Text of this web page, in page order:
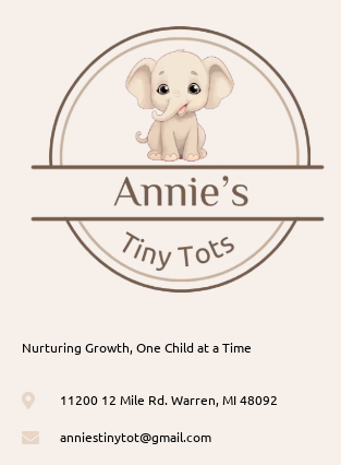
Nurturing Growth, One Child at a Time
11200 12 Mile Rd. Warren, MI 48092
anniestinytot@gmail.com